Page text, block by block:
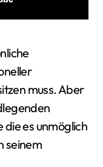
muss. Aber
es unmöglich
seinem